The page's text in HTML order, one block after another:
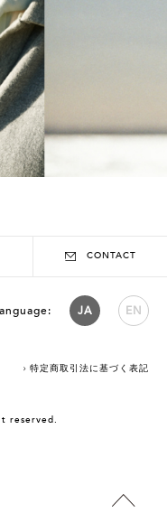
CONTACT
JA EN
特定商取引法に基づく表記
reserved.